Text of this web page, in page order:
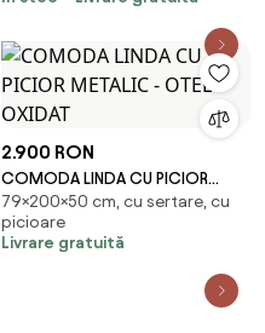
2.900 RON
COMODA LINDA CU PICIOR
METALIC - OTEL OXIDAT
79×200×50 cm, cu sertare, cu
picioare
Livrare gratuită